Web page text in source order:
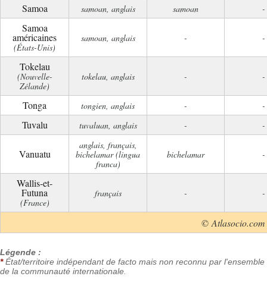
© Atlasocio.com
Samoa samoan, anglais samoan -
Samoa
américaines
(États-Unis)
samoan, anglais - -
Tokelau
(Nouvelle-
Zélande)
tokelau, anglais - -
Tonga tongien, anglais - -
Tuvalu tuvaluan, anglais - -
Vanuatu
anglais, français,
bichelamar (lingua
franca)
bichelamar -
Wallis-et-
Futuna
(France)
français - -
Légende :
*État/territoire indépendant de facto mais non reconnu par l'ensemble
de la communauté internationale.